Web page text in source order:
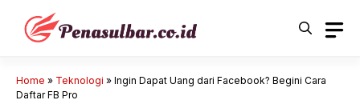
Langsung
Home » Teknologi » Ingin Dapat Uang dari Facebook? Begini Cara
Daftar FB Pro